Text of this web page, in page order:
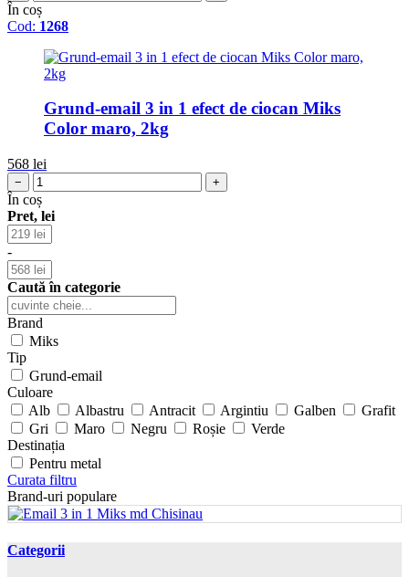
În coș
Cod: 1268
Grund-email 3 in 1 efect de ciocan Miks
Color maro, 2kg
568 lei
− +
În coș
Pret, lei
-
Caută în categorie
Brand
Miks
Tip
Grund-email
Culoare
Alb
Albastru Antracit Argintiu Galben
Grafit
Gri
Maro Negru Roșie
Verde
Destinația
Pentru metal
Curata filtru
Brand-uri populare
Categorii